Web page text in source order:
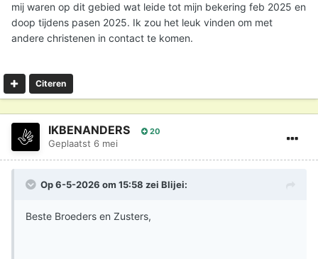
mij waren op dit gebied wat leide tot mijn bekering feb 2025 en
doop tijdens pasen 2025. Ik zou het leuk vinden om met
andere christenen in contact te komen.
Citeren
IKBENANDERS 20
Geplaatst 6 mei
Op 6-5-2026 om 15:58 zei Blijei:
Beste Broeders en Zusters,